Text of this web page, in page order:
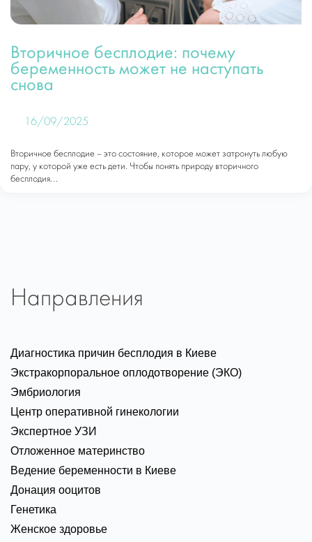
Вторичное бесплодие: почему
беременность может не наступать
снова
16/09/2025
Вторичное бесплодие – это состояние, которое может затронуть любую
пару, у которой уже есть дети. Чтобы понять природу вторичного
бесплодия...
Направления
Диагностика причин бесплодия в Киеве
Экстракорпоральное оплодотворение (ЭКО)
Эмбриология
Центр оперативной гинекологии
Экспертное УЗИ
Отложенное материнство
Ведение беременности в Киеве
Донация ооцитов
Генетика
Женское здоровье